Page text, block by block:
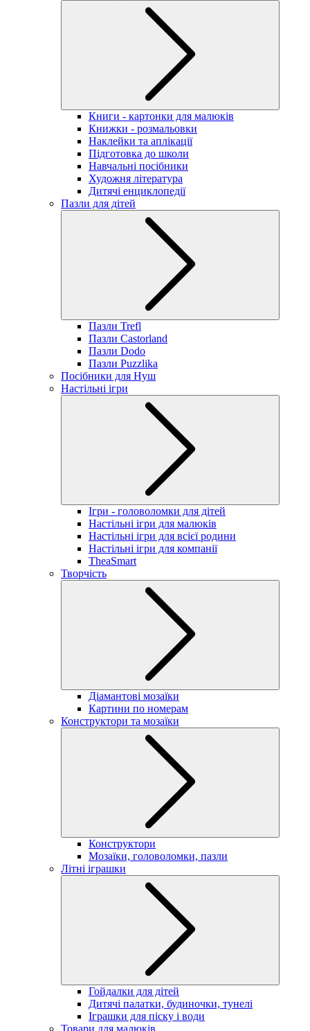
Книги - картонки для малюків
Книжки - розмальовки
Наклейки та аплікації
Підготовка до школи
Навчальні посібники
Художня література
Дитячі енциклопедії
Пазли для дітей
Пазли Trefl
Пазли Castorland
Пазли Dodo
Пазли Puzzlika
Посібники для Нуш
Настільні ігри
Ігри - головоломки для дітей
Настільні ігри для малюків
Настільні ігри для всієї родини
Настільні ігри для компанії
TheaSmart
Творчість
Діамантові мозаїки
Картини по номерам
Конструктори та мозаїки
Конструктори
Мозаїки, головоломки, пазли
Літні іграшки
Гойдалки для дітей
Дитячі палатки, будиночки, тунелі
Іграшки для піску і води
Товари для малюків